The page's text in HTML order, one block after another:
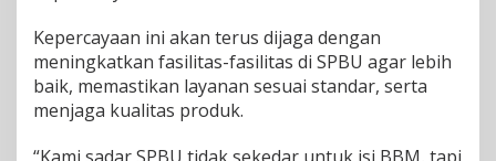
Kepercayaan ini akan terus dijaga dengan
meningkatkan fasilitas-fasilitas di SPBU agar lebih
baik, memastikan layanan sesuai standar, serta
menjaga kualitas produk.